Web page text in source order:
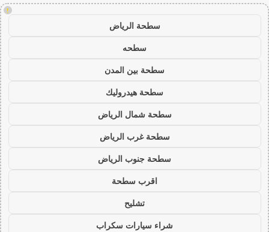
!
سطحة الرياض
سطحه
سطحة بين المدن
سطحة هيدروليك
سطحة شمال الرياض
سطحة غرب الرياض
سطحة جنوب الرياض
اقرب سطحة
تشليح
شراء سيارات سكراب